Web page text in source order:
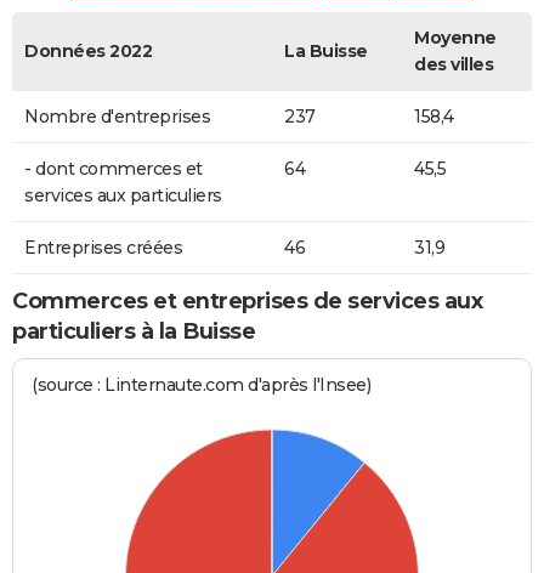
Données 2022 La Buisse
Moyenne
des villes
Nombre d'entreprises 237 158,4
- dont commerces et
services aux particuliers
64 45,5
Entreprises créées 46 31,9
Commerces et entreprises de services aux
particuliers à la Buisse
(source : Linternaute.com d'après l'Insee)